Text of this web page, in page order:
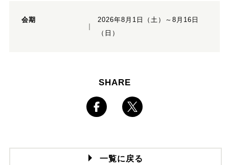
会期
2026年8月1日（土）～8月16日
（日）
SHARE
一覧に戻る